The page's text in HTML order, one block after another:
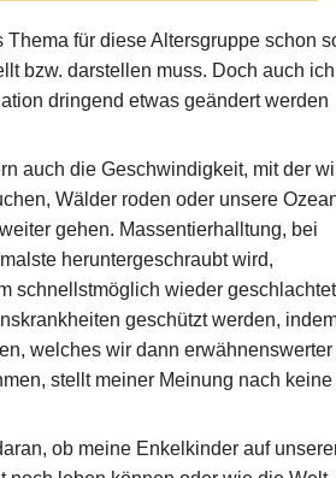
und wenn ich dann
dass meine Kinder sich um
wie ich um meinedoch das
sich schon 12jährige
sorgen machen
Alter oder meine
für diese Altersgruppe schon
bzw. darstellen muss. Doch auch ich
dringend etwas geändert werden
auch die Geschwindigkeit, mit der
Wälder roden oder unsere
gehen. Massentierhalltung, bei
heruntergeschraubt wird,
schnellstmöglich wieder geschlachtet
geschützt werden,
welches wir dann erwähnenswerter
stellt meiner Meinung nach keine
ob meine Enkelkinder auf